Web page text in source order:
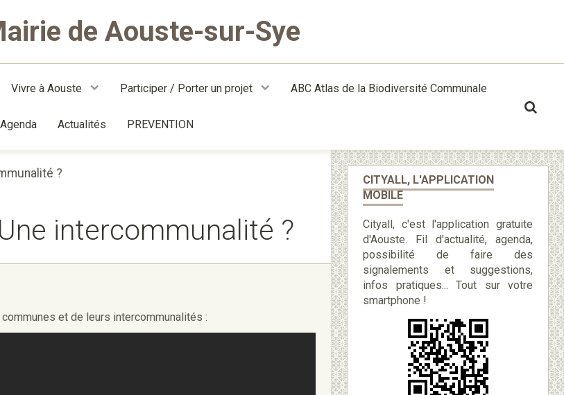
de Aouste-sur-Sye
Vivre à Aouste Participer / Porter un projet ABC Atlas de la Biodiversité Communale
Agenda Actualités PREVENTION
?
intercommunalité ?
et de leurs intercommunalités :
CITYALL, L'APPLICATION
MOBILE
Cityall, c'est l'application gratuite
d'Aouste. Fil d'actualité, agenda,
possibilité de faire des
signalements et suggestions,
infos pratiques... Tout sur votre
smartphone !